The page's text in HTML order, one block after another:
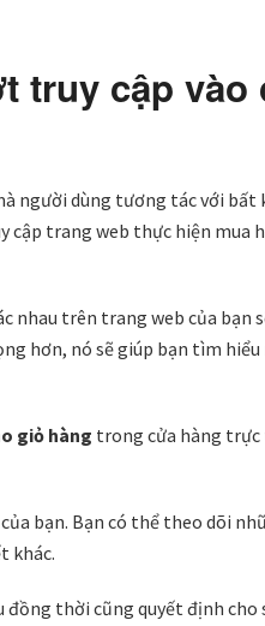
truy cập vào
người dùng tương tác với bất
trang web thực hiện mua
nhau trên trang web của bạn
hơn, nó sẽ giúp bạn tìm
giỏ hàng trong cửa hàng trực
bạn. Bạn có thể theo dõi
khác.
thời cũng quyết định cho